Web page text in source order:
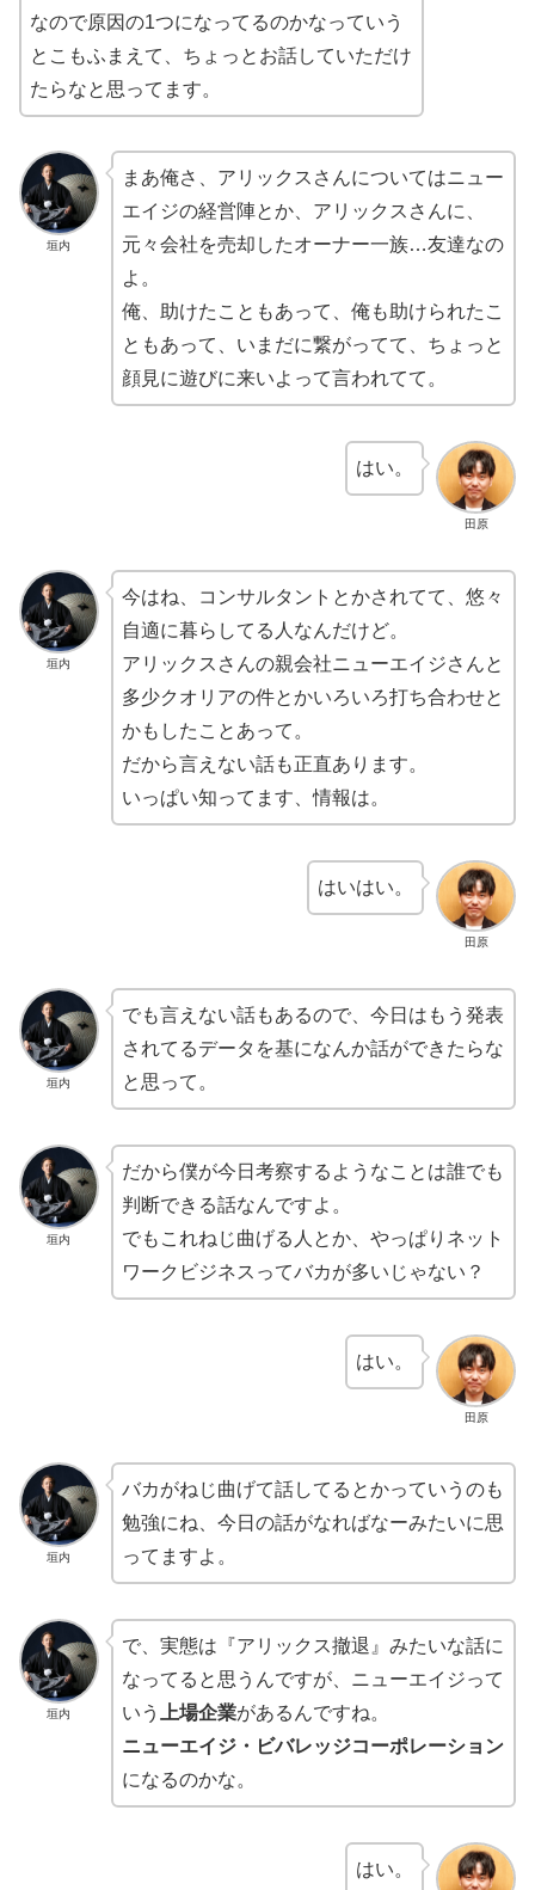
なので原因の1つになってるのかなっていう
とこもふまえて、ちょっとお話していただけ
たらなと思ってます。
垣内
まあ俺さ、アリックスさんについてはニュー
エイジの経営陣とか、アリックスさんに、
元々会社を売却したオーナー一族…友達なの
よ。
俺、助けたこともあって、俺も助けられたこ
ともあって、いまだに繋がってて、ちょっと
顔見に遊びに来いよって言われてて。
田原
はい。
垣内
今はね、コンサルタントとかされてて、悠々
自適に暮らしてる人なんだけど。
アリックスさんの親会社ニューエイジさんと
多少クオリアの件とかいろいろ打ち合わせと
かもしたことあって。
だから言えない話も正直あります。
いっぱい知ってます、情報は。
田原
はいはい。
垣内
でも言えない話もあるので、今日はもう発表
されてるデータを基になんか話ができたらな
と思って。
垣内
だから僕が今日考察するようなことは誰でも
判断できる話なんですよ。
でもこれねじ曲げる人とか、やっぱりネット
ワークビジネスってバカが多いじゃない？
田原
はい。
垣内
バカがねじ曲げて話してるとかっていうのも
勉強にね、今日の話がなればなーみたいに思
ってますよ。
垣内
で、実態は『アリックス撤退』みたいな話に
なってると思うんですが、ニューエイジって
いう
上場企業があるんですね。
ニューエイジ・ビバレッジコーポレーション
になるのかな。
はい。